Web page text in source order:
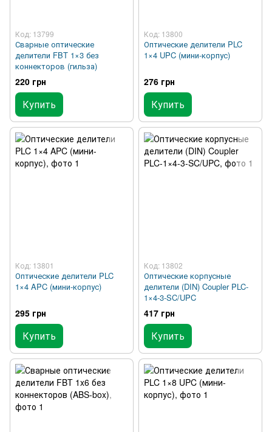
Код: 13799
Сварные оптические
делители FBT 1×3 без
коннекторов (гильза)
220 грн
Купить
Код: 13800
Оптические делители PLC
1×4 UPC (мини-корпус)
276 грн
Купить
Код: 13801
Оптические делители PLC
1×4 APC (мини-корпус)
295 грн
Купить
Код: 13802
Оптические корпусные
делители (DIN) Coupler PLC-
1×4-3-SC/UPC
417 грн
Купить